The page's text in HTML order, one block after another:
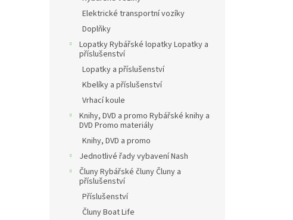
Elektrické transportní vozíky
Doplňky
Lopatky Rybářské lopatky Lopatky a
příslušenství
Lopatky a příslušenství
Kbelíky a příslušenství
Vrhací koule
Knihy, DVD a promo Rybářské knihy a
DVD Promo materiály
Knihy, DVD a promo
Jednotlivé řady vybavení Nash
Čluny Rybářské čluny Čluny a
příslušenství
Příslušenství
Čluny Boat Life